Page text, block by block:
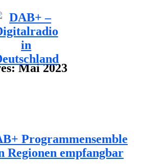
Mai 2023
Programmensemble
Regionen empfangbar